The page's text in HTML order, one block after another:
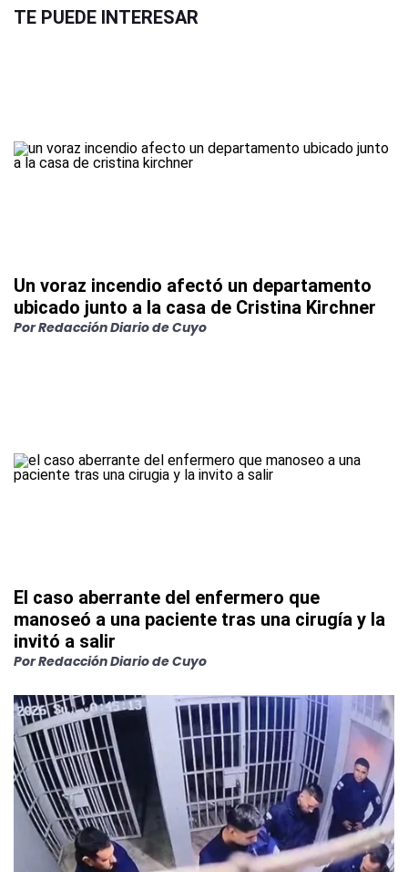
TE PUEDE INTERESAR
Un voraz incendio afectó un departamento
ubicado junto a la casa de Cristina Kirchner
PorRedacción Diario de Cuyo
El caso aberrante del enfermero que
manoseó a una paciente tras una cirugía y la
invitó a salir
PorRedacción Diario de Cuyo